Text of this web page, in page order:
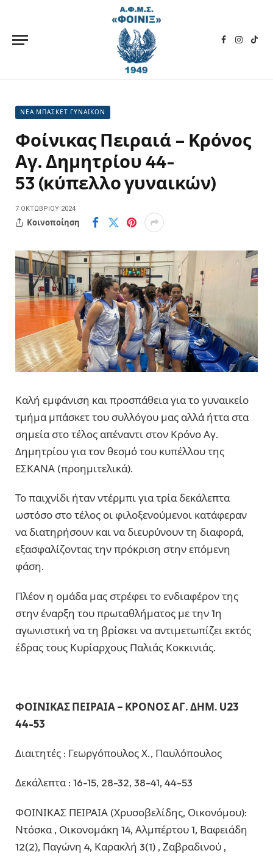
Facebook
ΝΕΑ ΜΠΑΣΚΕΤ ΓΥΝΑΙΚΩΝ
Φοίνικας Πειραιά – Κρόνος
Αγ. Δημητρίου 44-
53 (κύπελλο γυναικών)
7 ΟΚΤΩΒΡΊΟΥ 2024
Κοινοποίηση
Καλή εμφάνιση και προσπάθεια για το γυναικείο
τμήμα μπάσκετ του συλλόγου μας αλλά ήττα στα
σημεία στο τέλος απέναντι στον Κρόνο Αγ.
Δημητρίου για τον θεσμό του κυπέλλου της
ΕΣΚΑΝΑ (προημιτελικά).
Το παιχνίδι ήταν ντέρμπι για τρία δεκάλεπτα
ωστόσο στο τέλος οι φιλοξενούμενοι κατάφεραν
να διατηρήσουν και να διευρύνουν τη διαφορά,
εξασφαλίζοντας την πρόκριση στην επόμενη
φάση.
Πλέον η ομάδα μας στρέφει το ενδιαφέρον της
στην έναρξη του πρωταθλήματος με την 1η
αγωνιστική να τη βρίσκει να αντιμετωπίζει εκτός
έδρας τους Κυρίαρχους Παλιάς Κοκκινιάς.
ΦΟΙΝΙΚΑΣ ΠΕΙΡΑΙΑ – ΚΡΟΝΟΣ ΑΓ. ΔΗΜ. U23
44-53
Διαιτητές : Γεωργόπουλος Χ., Παυλόπουλος
Δεκάλεπτα : 16-15, 28-32, 38-41, 44-53
ΦΟΙΝΙΚΑΣ ΠΕΙΡΑΙΑ (Χρυσοβελίδης, Οικονόμου):
Ντόσκα , Οικονομάκη 14, Αλμπέρτου 1, Βαφειάδη
12(2), Παγώνη 4, Καρακλή 3(1) , Ζαβραδινού ,